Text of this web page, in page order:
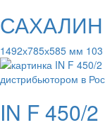
САХАЛИН
1492х785х585 мм 103
IN F 450/2